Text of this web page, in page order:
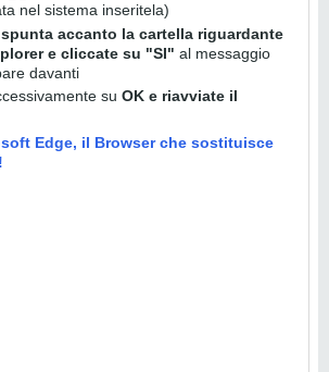
nel sistema inseritela)
accanto la cartella riguardante
e cliccate su "SI" al messaggio
davanti
su OK e riavviate il
Edge, il Browser che sostituisce